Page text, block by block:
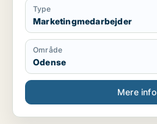
Type
Marketingmedarbejder
Område
Odense
Mere info